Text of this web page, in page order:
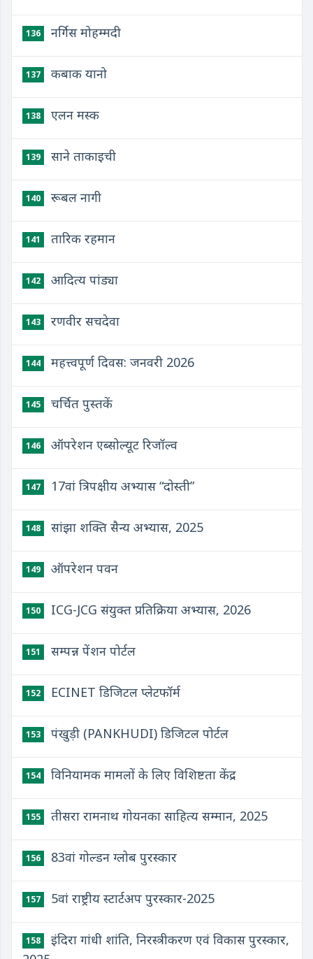
136 नर्गिस मोहम्मदी
137 कबाक यानो
138 एलन मस्क
139 साने ताकाइची
140 रूबल नागी
141 तारिक रहमान
142 आदित्य पांड्या
143 रणवीर सचदेवा
144 महत्त्वपूर्ण दिवस: जनवरी 2026
145 चर्चित पुस्तकें
146 ऑपरेशन एब्सोल्यूट रिजॉल्व
147 17वां त्रिपक्षीय अभ्यास “दोस्‍ती”
148 सांझा शक्ति सैन्य अभ्यास, 2025
149 ऑपरेशन पवन
150 ICG-JCG संयुक्‍त प्रतिक्रिया अभ्‍यास, 2026
151 सम्पन्न पेंशन पोर्टल
152 ECINET डिजिटल प्लेटफॉर्म
153 पंखुड़ी (PANKHUDI) डिजिटल पोर्टल
154 विनियामक मामलों के लिए विशिष्टता केंद्र
155 तीसरा रामनाथ गोयनका साहित्य सम्मान, 2025
156 83वां गोल्डन ग्लोब पुरस्कार
157 5वां राष्ट्रीय स्टार्टअप पुरस्कार-2025
158
इंदिरा गांधी शांति, निरस्त्रीकरण एवं विकास पुरस्कार,